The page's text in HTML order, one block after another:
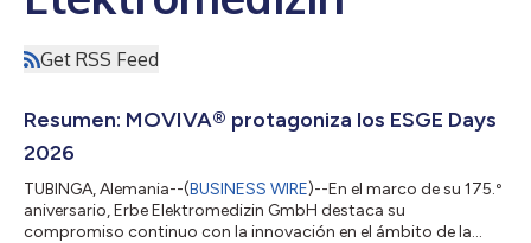
Get RSS Feed
Resumen: MOVIVA® protagoniza los ESGE Days
2026
TUBINGA, Alemania--(BUSINESS WIRE)--En el marco de su 175.º
aniversario, Erbe Elektromedizin GmbH destaca su
compromiso continuo con la innovación en el ámbito de la